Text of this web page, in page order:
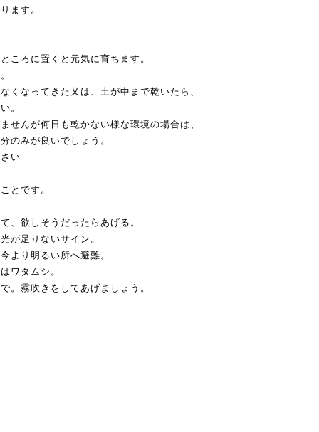
ます。
ころに置くと元気に育ちます。
くなってきた又は、土が中まで乾いたら、
。
せんが何日も乾かない様な環境の場合は、
のみが良いでしょう。
い
とです。
、欲しそうだったらあげる。
が足りないサイン。
より明るい所へ避難。
ワタムシ。
。霧吹きをしてあげましょう。